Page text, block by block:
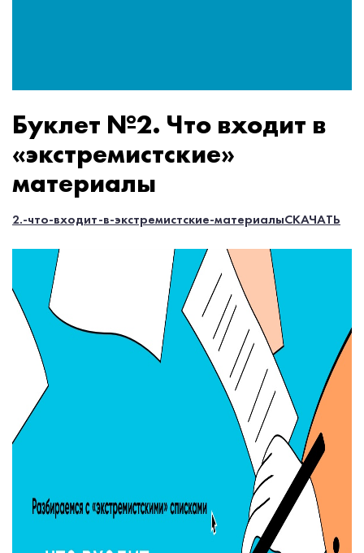
Буклет №2. Что входит в
«экстремистские»
материалы
2.-что-входит-в-экстремистские-материалыСКАЧАТЬ